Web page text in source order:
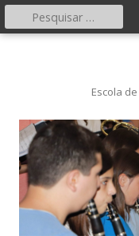
Escola
Menu
principal
por: